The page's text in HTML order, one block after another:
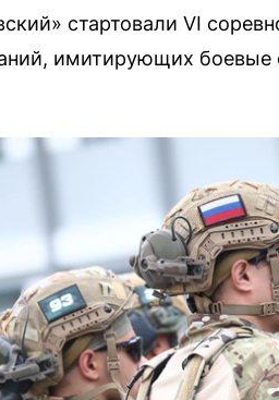
стартовали VI
имитирующих боевые